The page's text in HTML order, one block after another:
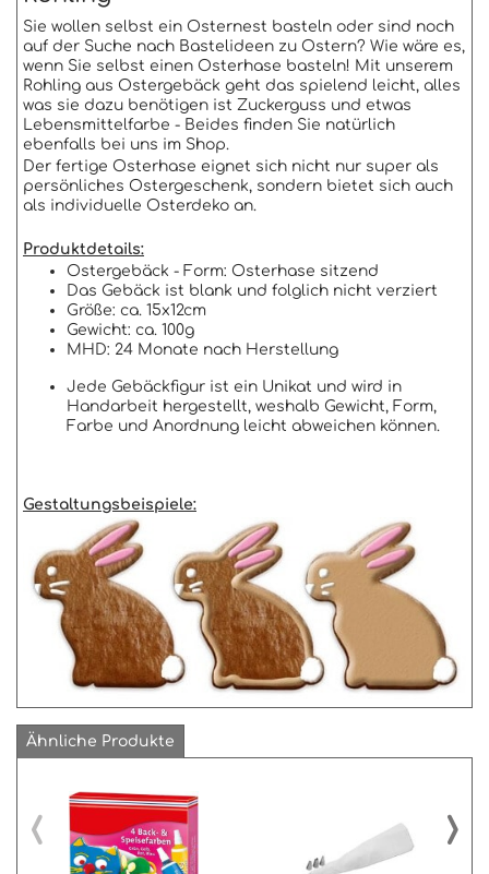
Sie wollen selbst ein Osternest basteln oder sind noch
auf der Suche nach Bastelideen zu Ostern? Wie wäre es,
wenn Sie selbst einen Osterhase basteln! Mit unserem
Rohling aus Ostergebäck geht das spielend leicht, alles
was sie dazu benötigen ist Zuckerguss und etwas
Lebensmittelfarbe - Beides finden Sie natürlich
ebenfalls bei uns im Shop.
Der fertige Osterhase eignet sich nicht nur super als
persönliches Ostergeschenk, sondern bietet sich auch
als individuelle Osterdeko an.
Produktdetails:
Ostergebäck - Form: Osterhase sitzend
Das Gebäck ist blank und folglich nicht verziert
Größe: ca. 15x12cm
Gewicht: ca. 100g
MHD: 24 Monate nach Herstellung
Jede Gebäckfigur ist ein Unikat und wird in
Handarbeit hergestellt, weshalb Gewicht, Form,
Farbe und Anordnung leicht abweichen können.
Gestaltungsbeispiele:
Ähnliche Produkte
‹ ›